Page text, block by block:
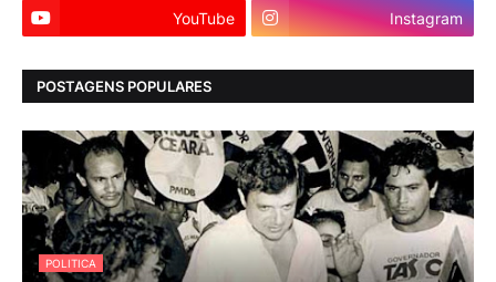
YouTube Instagram
POSTAGENS POPULARES
POLITICA